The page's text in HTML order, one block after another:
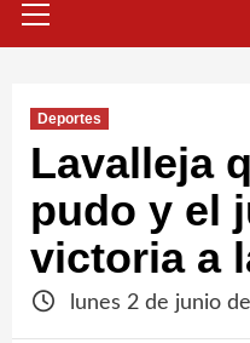
primario
Deportes
Lavalleja
pudo y el
victoria a
lunes 2 de junio